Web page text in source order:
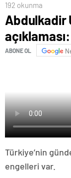
192 okunma
Abdulkadir
ABONE OL
Türkiye’nin
engelleri var.